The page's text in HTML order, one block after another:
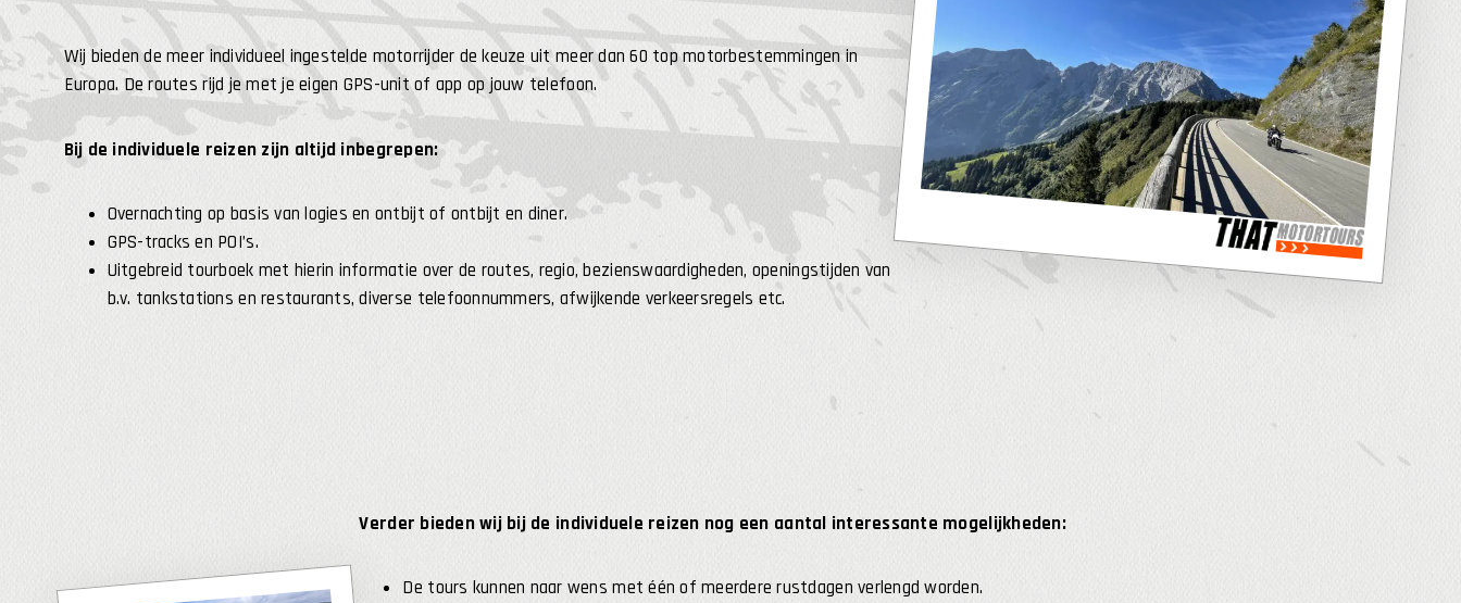
Wij bieden de meer individueel ingestelde motorrijder de keuze uit meer dan 60 top motorbestemmingen in
Europa. De routes rijd je met je eigen GPS-unit of app op jouw telefoon.
Bij de individuele reizen zijn altijd inbegrepen:
Overnachting op basis van logies en ontbijt of ontbijt en diner.
GPS-tracks en POI’s.
Uitgebreid tourboek met hierin informatie over de routes, regio, bezienswaardigheden, openingstijden van
b.v. tankstations en restaurants, diverse telefoonnummers, afwijkende verkeersregels etc.
Verder bieden wij bij de individuele reizen nog een aantal interessante mogelijkheden:
De tours kunnen naar wens met één of meerdere rustdagen verlengd worden.